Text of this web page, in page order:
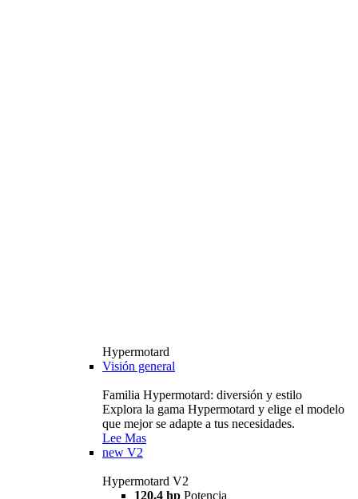
Hypermotard
Visión general
Familia Hypermotard: diversión y estilo
Explora la gama Hypermotard y elige el modelo
que mejor se adapte a tus necesidades.
Lee Mas
new V2
Hypermotard V2
120,4 hp Potencia